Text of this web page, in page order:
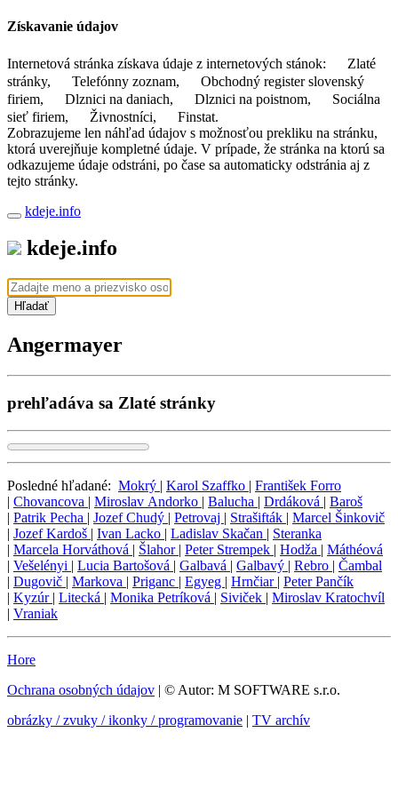
Získavanie údajov
Internetová stránka získava údaje z internetových stánok:
Zlaté
stránky,
Telefónny zoznam,
Obchodný register slovenský
firiem,
Dlznici na daniach, Dlznici na poistnom,
Sociálna
sieť firiem,
Živnostníci,
Finstat.
Zobrazujeme len náhľad údajov s možnosťou prekliku na stránku,
ktorá uverejňuje kompletné údaje. V prípade, že stránka na ktorú sa
odkazujeme údaje odstráni, po čase sa automaticky odstránia aj z
tejto stránky.
kdeje.info
kdeje.info
Hľadať
Angermayer
prehľadáva sa Zlaté stránky
Posledné hľadané: Mokrý | Karol Szaffko | František Forro
| Chovancova | Miroslav Andorko | Balucha | Drdáková | Baroš
| Patrik Pecha | Jozef Chudý | Petrovaj | Strašifták | Marcel Šinkovič
| Jozef Kardoš | Ivan Lacko | Ladislav Skačan | Steranka
| Marcela Horváthová | Šlahor | Peter Strempek | Hodža | Máthéová
| Vešelényi | Lucia Bartošová | Galbavá | Galbavý | Rebro | Čambal
| Dugovič | Markova | Priganc | Egyeg | Hrnčiar | Peter Pančík
| Kyzúr | Litecká | Monika Petríková | Siviček | Miroslav Kratochvíl
| Vraniak
Hore
Ochrana osobných údajov | © Autor: M SOFTWARE s.r.o.
obrázky / zvuky / ikonky / programovanie | TV archív